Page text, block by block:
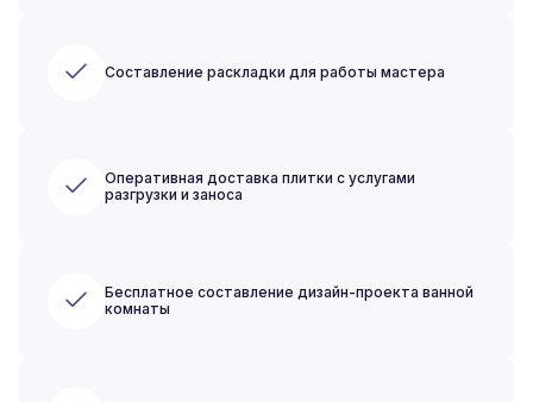
Составление раскладки для работы мастера
Оперативная доставка плитки с услугами
разгрузки и заноса
Бесплатное составление дизайн-проекта ванной
комнаты